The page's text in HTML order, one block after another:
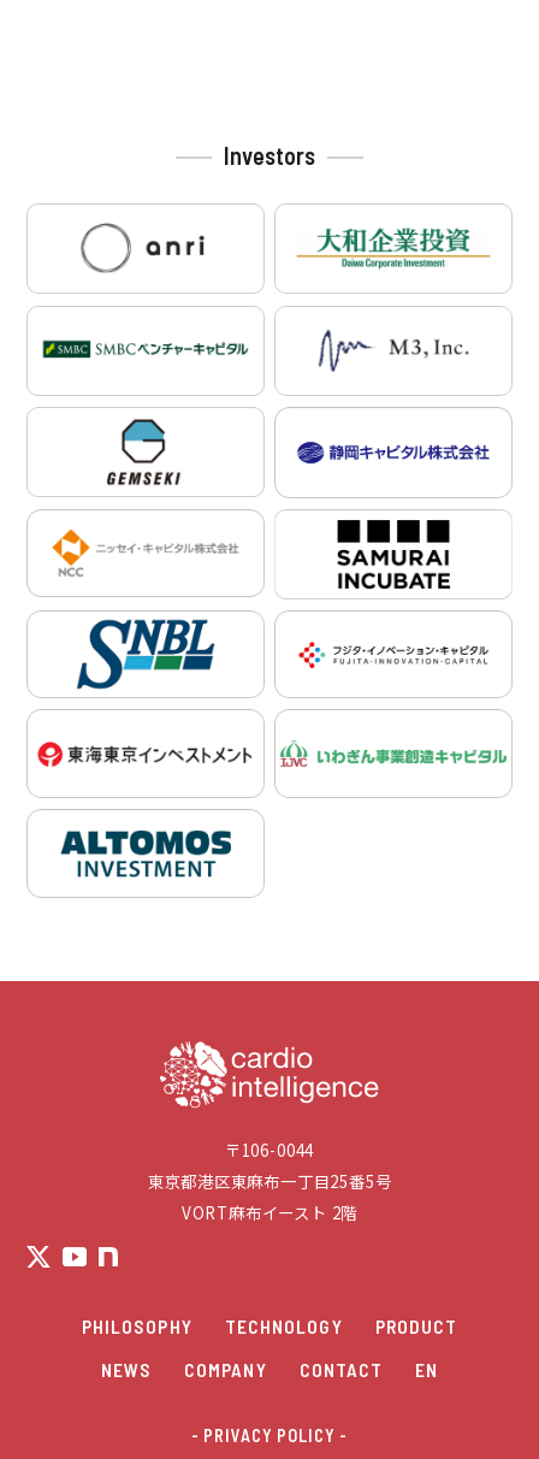
シ
Investors
〒106-0044
東京都港区東麻布一丁目25番5号
VORT麻布イースト 2階
PHILOSOPHY TECHNOLOGY
PRODUCT
NEWS
COMPANY CONTACT EN
- PRIVACY POLICY